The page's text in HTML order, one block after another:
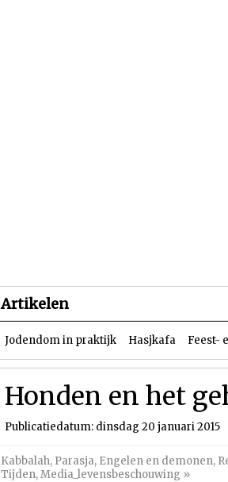
Artikelen
Jodendom in praktijk Hasjkafa Feest-
Honden en het
Publicatiedatum: dinsdag 20 januari 2015
Kabbalah, Parasja, Engelen en demonen,
Tijden,Media_levensbeschouwing »